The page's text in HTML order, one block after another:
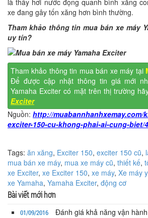
xe đang gây tốn xăng hơn bình thường.
Tham khảo thông tin mua bán xe máy
uy tín?
Tham khảo thông tin mua bán xe máy tại
Để được cập nhật thông tin giá mới
Yamaha Exciter có mặt trên thị trường
Exciter
Nguồn: http://muabannhanhxemay.com/
exciter-150-cu-khong-phai-ai-cung-biet/
Tags: ăn xăng, Exciter 150, exciter 150 cũ,
mua bán xe máy, mua xe máy cũ, thiết kế,
xe Exciter, xe Exciter 150, xe máy, Xe máy
xe Yamaha, Yamaha Exciter, động cơ
Bài viết mới hơn
01/09/2016 Đánh giá khả năng vận